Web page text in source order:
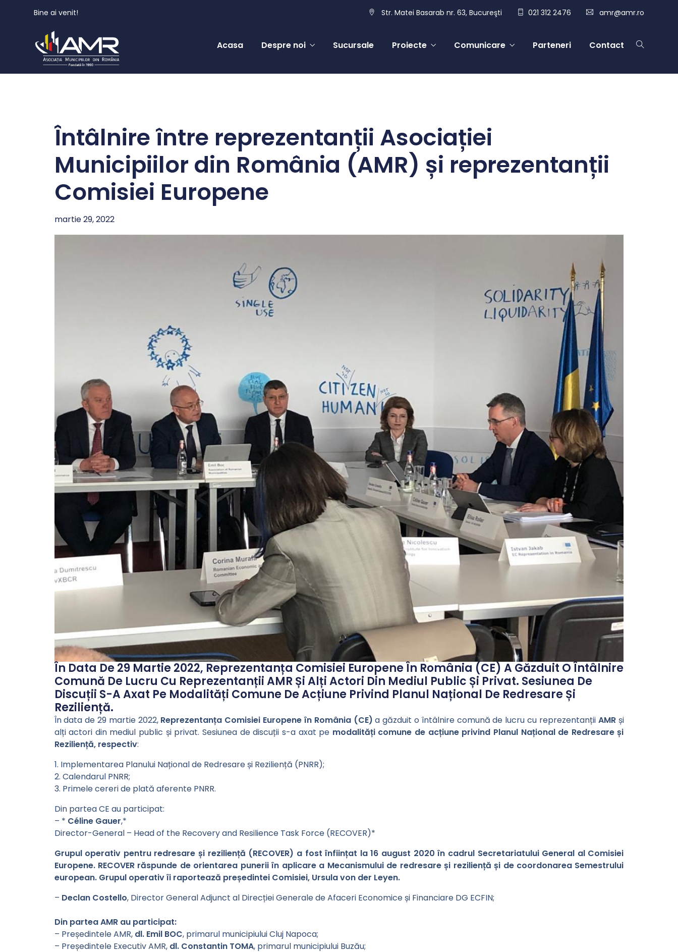
Bine ai venit! Str. Matei Basarab nr. 63, Bucureşti 021 312 2476 amr@amr.ro
Acasa Despre noi Sucursale Proiecte Comunicare Parteneri Contact
Întâlnire între reprezentanții Asociației
Municipiilor din România (AMR) și reprezentanții
Comisiei Europene
martie 29, 2022
În Data De 29 Martie 2022, Reprezentanța Comisiei Europene În România (CE) A Găzduit O Întâlnire
Comună De Lucru Cu Reprezentanții AMR Și Alți Actori Din Mediul Public Și Privat. Sesiunea De
Discuții S-A Axat Pe Modalități Comune De Acțiune Privind Planul Național De Redresare Și
Reziliență.
În data de 29 martie 2022, Reprezentanța Comisiei Europene în România (CE) a găzduit o întâlnire comună de lucru cu reprezentanții AMRși
alți actori din mediul public și privat. Sesiunea de discuții s-a axat pe modalități comune de acțiune privind Planul Național de Redresare și
Reziliență, respectiv:
1. Implementarea Planului Național de Redresare și Reziliență (PNRR);
2. Calendarul PNRR;
3. Primele cereri de plată aferente PNRR.
Din partea CE au participat:
– * Céline Gauer,*
Director-General – Head of the Recovery and Resilience Task Force (RECOVER)*
Grupul operativ pentru redresare și reziliență (RECOVER) a fost înființat la 16 august 2020 în cadrul Secretariatului General al Comisiei
Europene. RECOVER răspunde de orientarea punerii în aplicare a Mecanismului de redresare și reziliență și de coordonarea Semestrului
european. Grupul operativ îi raportează președintei Comisiei, Ursula von der Leyen.
– Declan Costello, Director General Adjunct al Direcției Generale de Afaceri Economice și Financiare DG ECFIN;
Din partea AMR au participat:
– Președintele AMR, dl. Emil BOC, primarul municipiului Cluj Napoca;
– Președintele Executiv AMR,dl. Constantin TOMA, primarul municipiului Buzău;